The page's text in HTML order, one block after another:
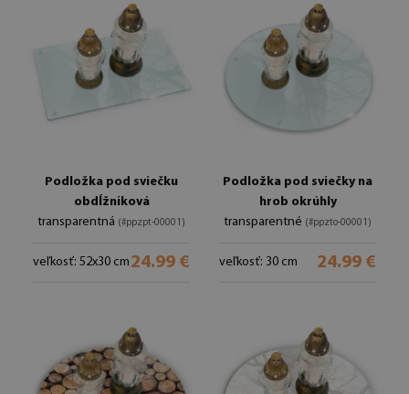
Podložka pod sviečku
obdĺžniková
transparentná (#ppzpt-00001)
veľkosť: 52x30 cm 24.99 €
Podložka pod sviečky na
hrob okrúhly
transparentné (#ppzto-00001)
veľkosť: 30 cm 24.99 €